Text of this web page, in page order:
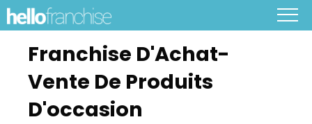
Franchise D'Achat-
Vente De Produits
D'occasion